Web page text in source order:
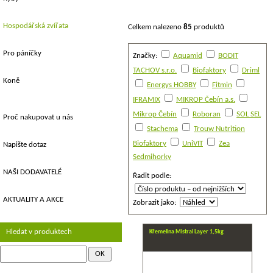
Celkem nalezeno 85 produktů
Značky: Aquamid
BODIT
TACHOV s.r.o.
Biofaktory
Driml
Energys HOBBY
Fitmin
IFRAMIX
MIKROP Čebín a.s.
Mikrop Čebín
Roboran
SOL SEL
Stachema
Trouw Nutrition
Biofaktory
UniVIT
Zea
Sedmihorky
Řadit podle:
Zobrazit jako:
Křemelina Mistral Layer 1,5kg
Hospodářská zvířata
Pro páníčky
Koně
Proč nakupovat u nás
Napište dotaz
NAŠI DODAVATELÉ
AKTUALITY A AKCE
Hledat v produktech